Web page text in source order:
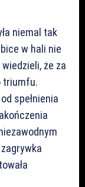
niemal tak
w hali nie
że za
triumfu.
spełnienia